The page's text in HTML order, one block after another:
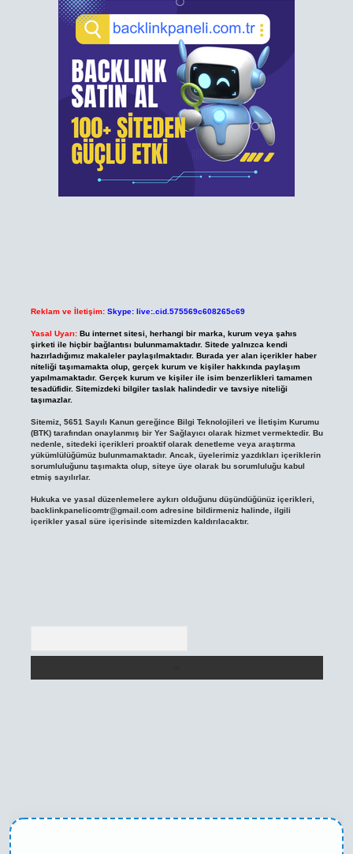
Reklam ve İletişim: Skype: live:.cid.575569c608265c69
Yasal Uyarı: Bu internet sitesi, herhangi bir marka, kurum veya şahıs
şirketi ile hiçbir bağlantısı bulunmamaktadır. Sitede yalnızca kendi
hazırladığımız makaleler paylaşılmaktadır. Burada yer alan içerikler haber
niteliği taşımamakta olup, gerçek kurum ve kişiler hakkında paylaşım
yapılmamaktadır. Gerçek kurum ve kişiler ile isim benzerlikleri tamamen
tesadüfidir. Sitemizdeki bilgiler taslak halindedir ve tavsiye niteliği
taşımazlar.
Sitemiz, 5651 Sayılı Kanun gereğince Bilgi Teknolojileri ve İletişim Kurumu
(BTK) tarafından onaylanmış bir Yer Sağlayıcı olarak hizmet vermektedir. Bu
nedenle, sitedeki içerikleri proaktif olarak denetleme veya araştırma
yükümlülüğümüz bulunmamaktadır. Ancak, üyelerimiz yazdıkları içeriklerin
sorumluluğunu taşımakta olup, siteye üye olarak bu sorumluluğu kabul
etmiş sayılırlar.
Hukuka ve yasal düzenlemelere aykırı olduğunu düşündüğünüz içerikleri,
backlinkpanelicomtr@gmail.comadresine bildirmeniz halinde, ilgili
içerikler yasal süre içerisinde sitemizden kaldırılacaktır.